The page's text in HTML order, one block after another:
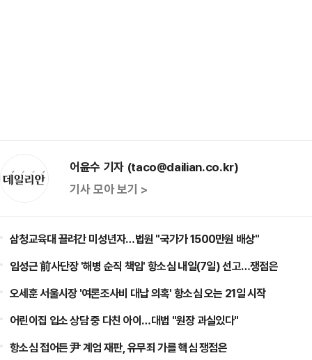
어윤수 기자 (taco@dailian.co.kr)
기사 모아 보기 >
삼청교육대 끌려간 미성년자…법원 "국가가 1500만원 배상"
임성근 前사단장 '해병 순직 책임' 항소심 내일(7일) 선고…쟁점은
오세훈 서울시장 '여론조사비 대납 의혹' 항소심 오는 21일 시작
어린이집 입소 상담 중 다친 아이…대법 "원장 과실있다"
항소심 접어든 尹 계엄 재판, 유무죄 가를 핵심 쟁점은